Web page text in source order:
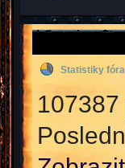
Statistiky fóra